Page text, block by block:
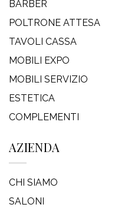
BARBER
POLTRONE ATTESA
TAVOLI CASSA
MOBILI EXPO
MOBILI SERVIZIO
ESTETICA
COMPLEMENTI
AZIENDA
CHI SIAMO
SALONI